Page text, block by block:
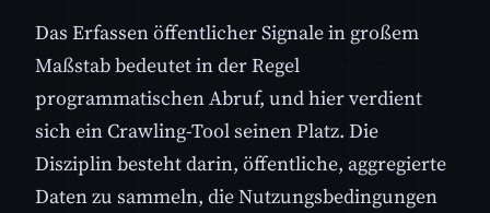
Das Erfassen öffentlicher Signale in großem
Maßstab bedeutet in der Regel
programmatischen Abruf, und hier verdient
sich ein Crawling-Tool seinen Platz. Die
Disziplin besteht darin, öffentliche, aggregierte
Daten zu sammeln, die Nutzungsbedingungen